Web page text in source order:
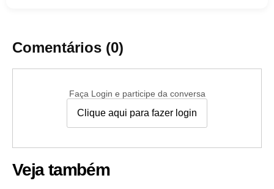
Comentários (0)
Faça Login e participe da conversa
Clique aqui para fazer login
Veja também